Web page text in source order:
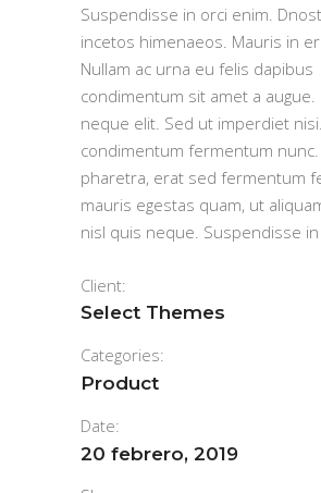
Client:
Select Themes
Categories:
Product
Date:
20 febrero, 2019
Suspendisse in orci enim.
incetos himenaeos. Mauris in
Nullam ac urna eu felis dapibus
condimentum sit amet a augue.
neque elit. Sed ut imperdiet
condimentum fermentum nunc.
pharetra, erat sed fermentum
mauris egestas quam, ut
nisl quis neque. Suspendisse